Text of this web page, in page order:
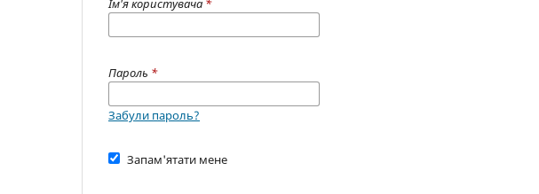
Ім'я користувача *
Пароль *
Забули пароль?
Запам'ятати мене